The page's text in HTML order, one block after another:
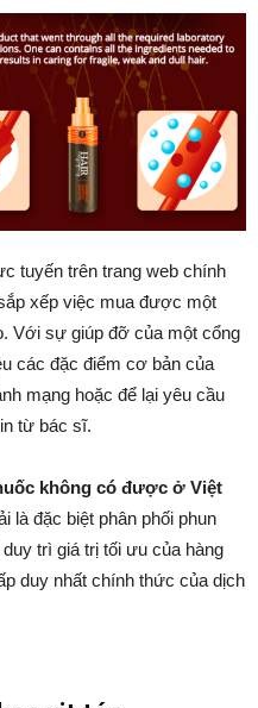
tuyến trên trang web chính
xếp việc mua được một
Với sự giúp đỡ của một cổng
các đặc điểm cơ bản của
mạng hoặc để lại yêu cầu
từ bác sĩ.
không có được ở Việt
là đặc biệt phân phối phun
trì giá trị tối ưu của hàng
duy nhất chính thức của dịch